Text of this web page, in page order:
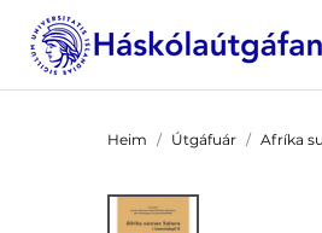
Heim Útgáfuár Afríka